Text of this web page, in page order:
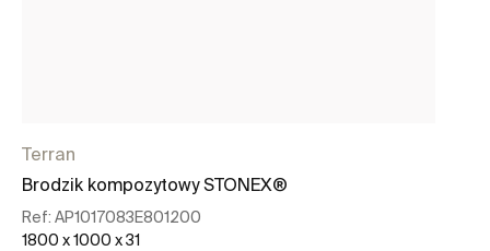
Terran
Brodzik kompozytowy STONEX®
Ref: AP1017083E801200
1800 x 1000 x 31